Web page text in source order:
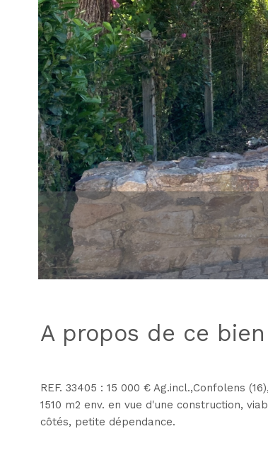
a propos de ce bien
REF. 33405 : 15 000 € Ag.incl.,Confolens
1510 m2 env. en vue d'une construction,
côtés, petite dépendance.